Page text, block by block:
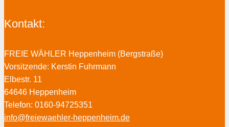
Kontakt:
FREIE WÄHLER Heppenheim (Bergstraße)
Vorsitzende: Kerstin Fuhrmann
Elbestr. 11
64646 Heppenheim
Telefon: 0160-94725351
info@freiewaehler-heppenheim.de